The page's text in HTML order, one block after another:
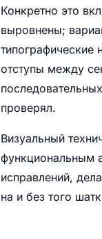
Конкретно это
выровнены;
типографические
отступы между
проверял.
Визуальный
функциональным
исправлений,
на и без того